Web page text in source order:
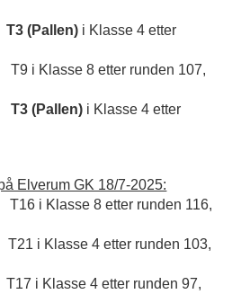
T3 (Pallen) i Klasse 4 etter
Klasse 8 etter runden 107,
T3 (Pallen) i Klasse 4 etter
Elverum GK 18/7-2025:
8 etter runden 116,
4 etter runden 103,
Klasse 4 etter runden 97,